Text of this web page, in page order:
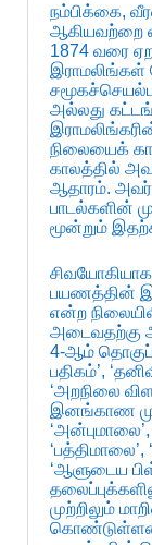
நம்பிக்கை,
ஆகியவற்றை
1874 வரை
அல்லது
நிலையைக்
காலத்தில்
ஆதாரம்.
பாடல்களின்
மூன்றும்
சிவயோகியாக
பயணத்தின்
என்ற
அடைவதற்கு
4-ஆம்
பதிகம்’,
‘அறநிலை
இனங்காண
‘ஆளுடைய
முற்றிலும்
கொண்டுள்ளன.